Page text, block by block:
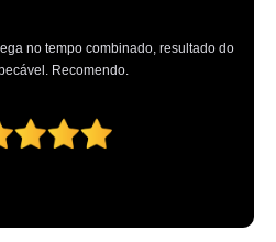
no tempo combinado, resultado do
Recomendo.